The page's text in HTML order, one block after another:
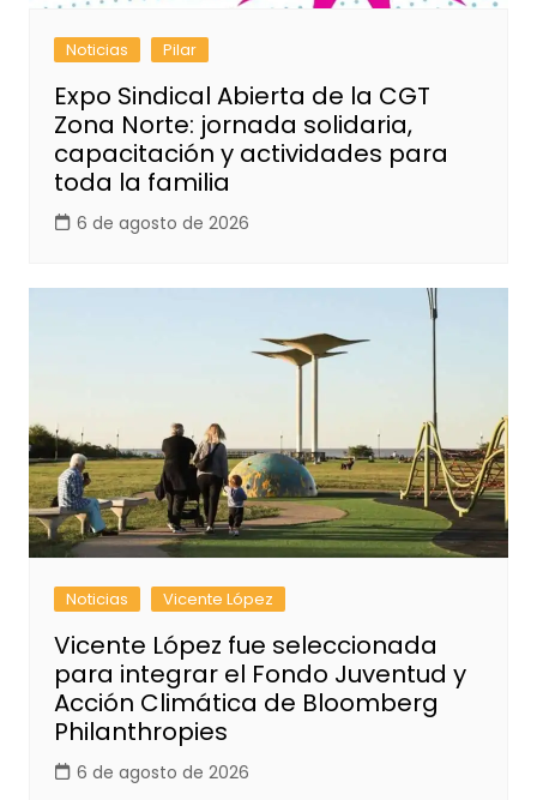
Noticias Pilar
Expo Sindical Abierta de la CGT
Zona Norte: jornada solidaria,
capacitación y actividades para
toda la familia
6 de agosto de 2026
Noticias Vicente López
Vicente López fue seleccionada
para integrar el Fondo Juventud y
Acción Climática de Bloomberg
Philanthropies
6 de agosto de 2026